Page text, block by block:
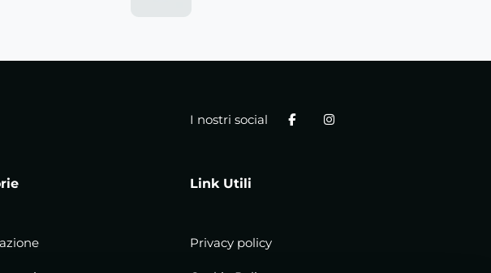
I nostri social
Link Utili
Privacy policy